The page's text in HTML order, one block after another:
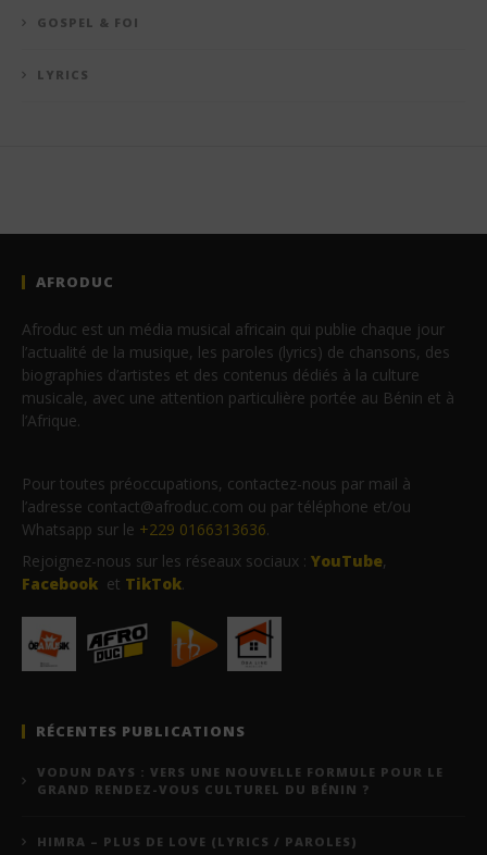
GOSPEL & FOI
LYRICS
AFRODUC
Afroduc est un média musical africain qui publie chaque jour
l’actualité de la musique, les paroles (lyrics) de chansons, des
biographies d’artistes et des contenus dédiés à la culture
musicale, avec une attention particulière portée au Bénin et à
l’Afrique.
Pour toutes préoccupations, contactez-nous par mail à
l’adresse contact@afroduc.com ou par téléphone et/ou
Whatsapp sur le +229 0166313636.
Rejoignez-nous sur les réseaux sociaux : YouTube,
Facebook et TikTok.
RÉCENTES PUBLICATIONS
VODUN DAYS : VERS UNE NOUVELLE FORMULE POUR LE
GRAND RENDEZ-VOUS CULTUREL DU BÉNIN ?
HIMRA – PLUS DE LOVE (LYRICS / PAROLES)